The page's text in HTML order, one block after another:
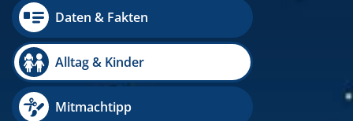
Daten & Fakten
Alltag & Kinder
Mitmachtipp